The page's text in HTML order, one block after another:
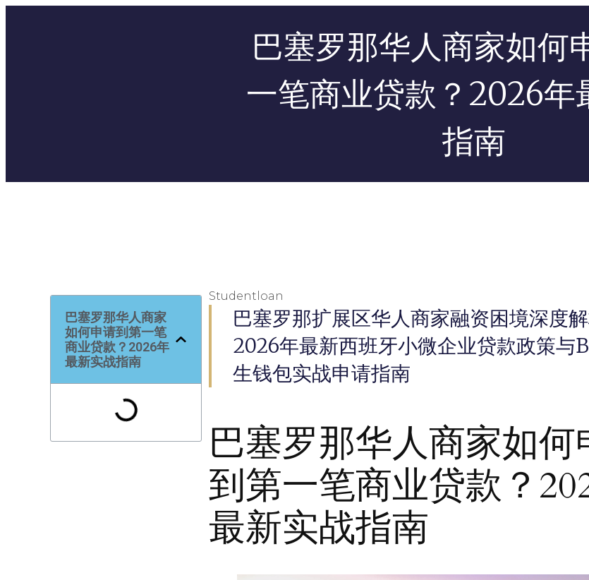
巴塞罗那华人商家如何
一笔商业贷款？2026年
指南
巴塞罗那华人商家
如何申请到第一笔
商业贷款？2026年
最新实战指南
Studentloan
巴塞罗那扩展区华人商家融资困境深度
2026年最新西班牙小微企业贷款政策与
生钱包实战申请指南
巴塞罗那华人商家如何
到第一笔商业贷款？
最新实战指南